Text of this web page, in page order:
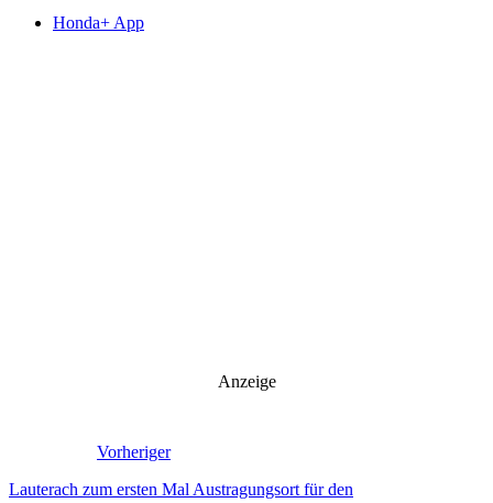
Honda+ App
Anzeige
Vorheriger
Lauterach zum ersten Mal Austragungsort für den